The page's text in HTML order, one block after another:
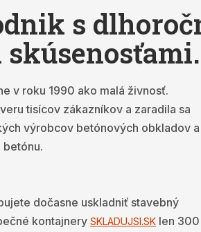
s
v roku 1990 ako malá živnosť.
tisícov zákazníkov a zaradila sa
výrobcov betónových obkladov a
dočasne uskladniť stavebný
kontajnery SKLADUJSI.SK len 300